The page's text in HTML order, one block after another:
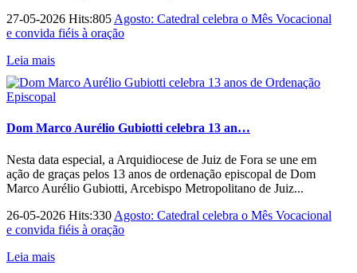
27-05-2026 Hits:805 Agosto: Catedral celebra o Mês Vocacional
e convida fiéis à oração
Leia mais
Dom Marco Aurélio Gubiotti celebra 13 an…
Nesta data especial, a Arquidiocese de Juiz de Fora se une em
ação de graças pelos 13 anos de ordenação episcopal de Dom
Marco Aurélio Gubiotti, Arcebispo Metropolitano de Juiz...
26-05-2026 Hits:330 Agosto: Catedral celebra o Mês Vocacional
e convida fiéis à oração
Leia mais